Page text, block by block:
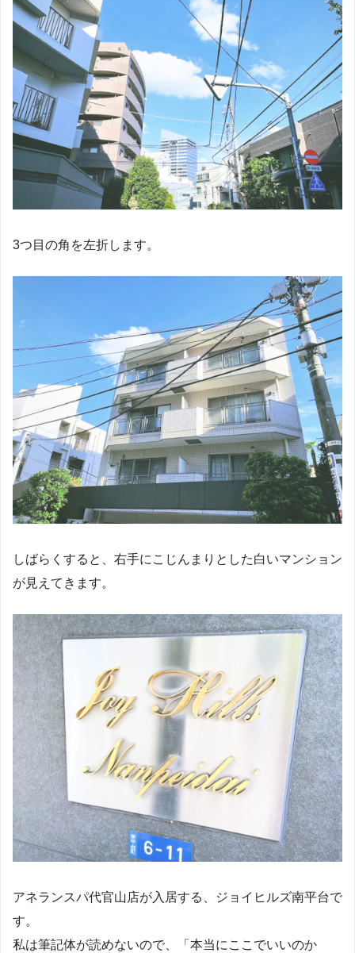
3つ目の角を左折します。
しばらくすると、右手にこじんまりとした白いマンション
が見えてきます。
アネランスパ代官山店が入居する、ジョイヒルズ南平台で
す。
私は筆記体が読めないので、「本当にここでいいのか